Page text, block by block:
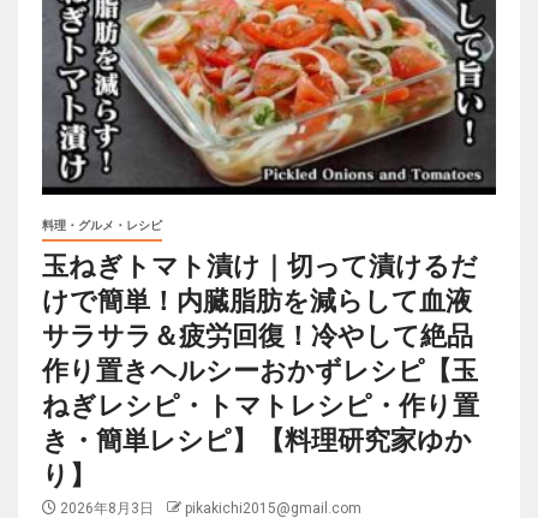
料理・グルメ・レシピ
玉ねぎトマト漬け｜切って漬けるだ
けで簡単！内臓脂肪を減らして血液
サラサラ＆疲労回復！冷やして絶品
作り置きヘルシーおかずレシピ【玉
ねぎレシピ・トマトレシピ・作り置
き・簡単レシピ】【料理研究家ゆか
り】
2026年8月3日 pikakichi2015@gmail.com